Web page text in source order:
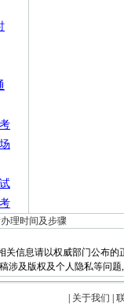
理时间及步骤
信息请以权威部门公布的
及版权及个人隐私等问题
关于我们